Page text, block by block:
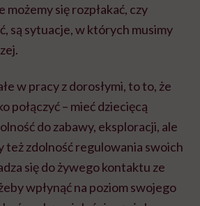
możemy się rozpłakać, czy
są sytuacje, w których musimy
w pracy z dorosłymi, to to, że
połączyć – mieć dziecięcą
do zabawy, eksploracji, ale
też zdolność regulowania swoich
się do żywego kontaktu ze
wpłynąć na poziom swojego